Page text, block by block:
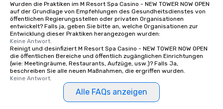
Wurden die Praktiken im M Resort Spa Casino - NEW TOWER NOW OPEN
auf der Grundlage von Empfehlungen des Gesundheitsdienstes von
öffentlichen Regierungsstellen oder privaten Organisationen
entwickelt? Falls ja, geben Sie bitte an, welche Organisationen zur
Entwicklung dieser Praktiken herangezogen wurden:
Keine Antwort.
Reinigt und desinfiziert M Resort Spa Casino - NEW TOWER NOW OPEN
die öffentlichen Bereiche und öffentlich zugänglichen Einrichtungen
(wie: Meetingräume, Restaurants, Aufzüge, usw.)? Falls Ja,
beschreiben Sie alle neuen Maßnahmen, die ergriffen wurden.
Keine Antwort.
Alle FAQs anzeigen